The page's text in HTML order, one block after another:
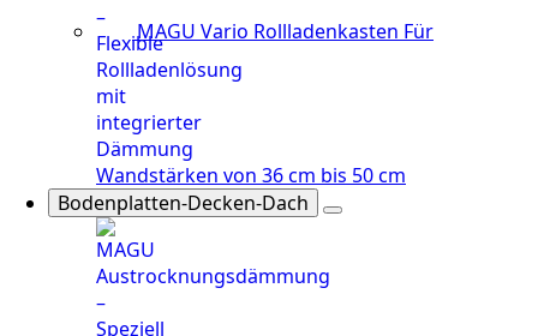
MAGU Vario Rollladenkasten Für
Wandstärken von 36 cm bis 50 cm
Bodenplatten-Decken-Dach